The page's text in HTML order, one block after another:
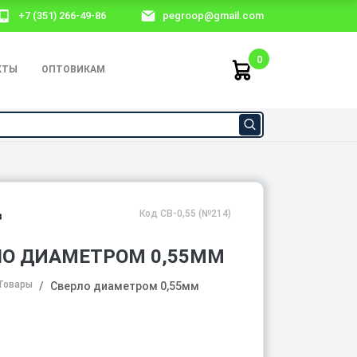
+7 (351) 266-49-86 pegroop@gmail.com
ОПТОВИКАМ
0
Код СВ-0,55 (№214)
ДИАМЕТРОМ 0,55ММ
Сверло диаметром 0,55мм